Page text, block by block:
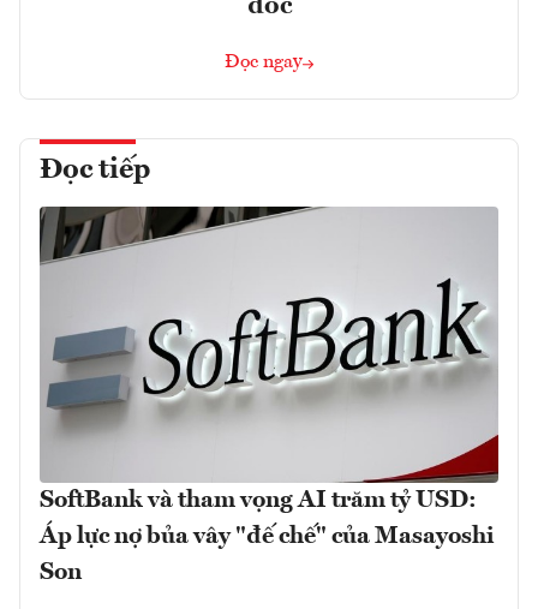
đốc
Đọc ngay
Đọc tiếp
SoftBank và tham vọng AI trăm tỷ USD:
Áp lực nợ bủa vây "đế chế" của Masayoshi
Son